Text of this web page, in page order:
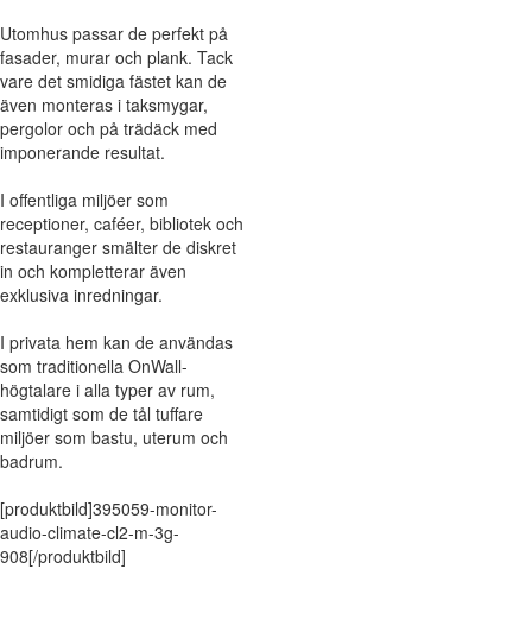
Utomhus passar de perfekt på
fasader, murar och plank. Tack
vare det smidiga fästet kan de
även monteras i taksmygar,
pergolor och på trädäck med
imponerande resultat.
I offentliga miljöer som
receptioner, caféer, bibliotek och
restauranger smälter de diskret
in och kompletterar även
exklusiva inredningar.
I privata hem kan de användas
som traditionella OnWall-
högtalare i alla typer av rum,
samtidigt som de tål tuffare
miljöer som bastu, uterum och
badrum.
[produktbild]395059-monitor-
audio-climate-cl2-m-3g-
908[/produktbild]